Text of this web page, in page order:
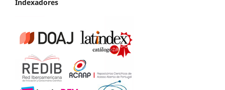
Indexadores